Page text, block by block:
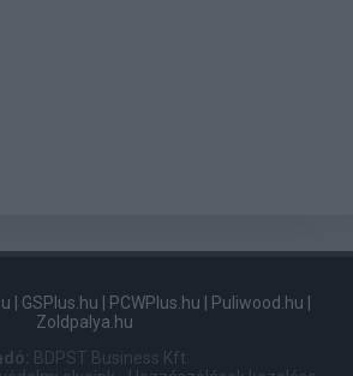
GSPlus.hu PCWPlus.hu Puliwood.hu
Zoldpalya.hu
BDPST Business Kft.